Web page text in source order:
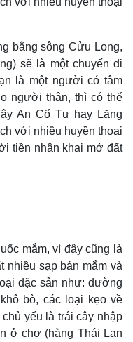
bằng sông Cửu Long,
sẽ là một chuyến đi
là một người có tâm
người thân, thì có thể
An Cổ Tự hay Lăng
với nhiều huyền thoại
tiền nhân khai mở đất
mắm, vì đây cũng là
nhiều sạp bán mắm và
đặc sản như: đường
bò, các loại kẹo về
yếu là trái cây nhập
ở chợ (hàng Thái Lan